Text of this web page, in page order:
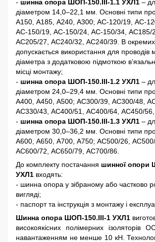
- шинна опора ШОП-150.III-1.1 УХЛ1 –
діаметром 14,0–22,1 мм. Основні типи
А150, А185, А240, А300; АС-120/19, АС-
АС-150/19, АС-150/24, АС-150/34, АС185/
АС205/27, АС240/32, АС240/39. В окремих
допускається використання для проводів
діаметра з додатковою підмоткою
місці монтажу;
- шинна опора ШОП-150.III-1.2 УХЛ1 –
діаметром 24,0–29,4 мм. Основні типи
А400, А450, А500; АС300/39, АС300/48,
АС330/43, АС400/51, АС400/64, АС450/
- шинна опора ШОП-150.III-1.3 УХЛ1 –
діаметром 30,0–36,2 мм. Основні типи
А600, А650, А700, А750; АС500/26, АС500/
АС600/72, АС650/79, АС700/86.
До комплекту постачання шинної опори
УХЛ1 входять:
- шинна опора у зібраному або частково
вигляді;
- паспорт та інструкція з монтажу і
Шинна опора ШОП-150.III-1 УХЛ1
високоякісних полімерних ізоляторів
навантаженням не менше 10 кН.